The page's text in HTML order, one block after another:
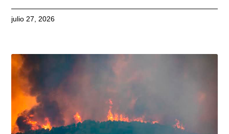
julio 27, 2026